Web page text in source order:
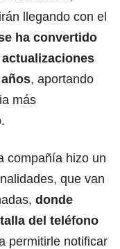
llegando con el
ha convertido
, aportando
más
compañía hizo un
que van
donde
del teléfono
permitirle notificar